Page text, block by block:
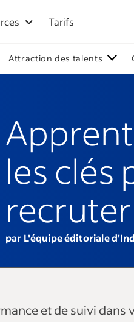
Tarifs
Attraction des talents
les clés
par L'équipe éditoriale
et de suivi dans